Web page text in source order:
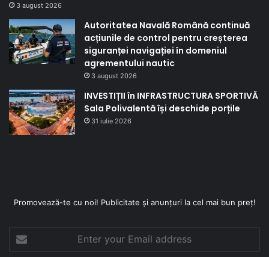
3 august 2026
Autoritatea Navală Română continuă
acțiunile de control pentru creșterea
siguranței navigației în domeniul
agrementului nautic
3 august 2026
INVESTIȚII în INFRASTRUCTURA SPORTIVĂ
Sala Polivalentă își deschide porțile
31 iulie 2026
Promovează-te cu noi! Publicitate și anunțuri la cel mai bun preț!
Enter
your